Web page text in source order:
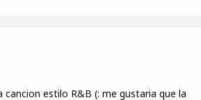
cancion estilo R&B (: me gustaria que la